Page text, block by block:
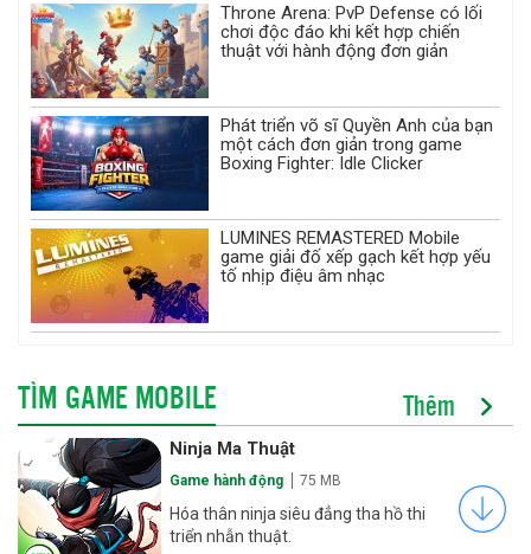
Throne Arena: PvP Defense có lối
chơi độc đáo khi kết hợp chiến
thuật với hành động đơn giản
Phát triển võ sĩ Quyền Anh của bạn
một cách đơn giản trong game
Boxing Fighter: Idle Clicker
LUMINES REMASTERED Mobile
game giải đố xếp gạch kết hợp yếu
tố nhịp điệu âm nhạc
TÌM GAME MOBILE Thêm
Ninja Ma Thuật
Game hành động 75 MB
Hóa thân ninja siêu đẳng tha hồ thi
triển nhẫn thuật.